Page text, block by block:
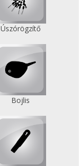
Úszórögzítő
Bojlis